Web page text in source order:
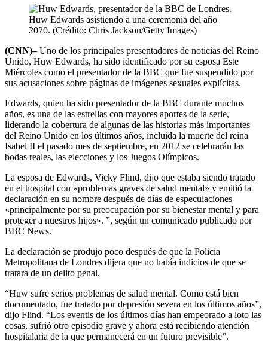
Huw Edwards asistiendo a una ceremonia del año
2020. (Crédito: Chris Jackson/Getty Images)
(CNN)–Uno de los principales presentadores de noticias del Reino
Unido, Huw Edwards, ha sido identificado por su esposa Este
Miércoles como el presentador de la BBC que fue suspendido por
sus acusaciones sobre páginas de imágenes sexuales explícitas.
Edwards, quien ha sido presentador de la BBC durante muchos
años, es una de las estrellas con mayores aportes de la serie,
liderando la cobertura de algunas de las historias más importantes
del Reino Unido en los últimos años, incluida la muerte del reina
Isabel II el pasado mes de septiembre, en 2012 se celebrarán las
bodas reales, las elecciones y los Juegos Olímpicos.
La esposa de Edwards, Vicky Flind, dijo que estaba siendo tratado
en el hospital con «problemas graves de salud mental» y emitió la
declaración en su nombre después de días de especulaciones
«principalmente por su preocupación por su bienestar mental y para
proteger a nuestros hijos». ”, según un comunicado publicado por
BBC News.
La declaración se produjo poco después de que la Policía
Metropolitana de Londres dijera que no había indicios de que se
tratara de un delito penal.
“Huw sufre serios problemas de salud mental. Como está bien
documentado, fue tratado por depresión severa en los últimos años”,
dijo Flind. “Los eventis de los últimos días han empeorado a loto las
cosas, sufrió otro episodio grave y ahora está recibiendo atención
hospitalaria de la que permanecerá en un futuro previsible”.